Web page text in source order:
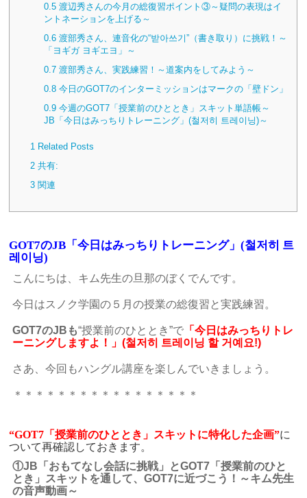
0.5 渡辺秀さんの今月の総復習ポイント③～疑問の表現はイ
ントネーションを上げる～
0.6 渡部秀さん、連音化の“받아쓰기”（書き取り）に挑戦！～
「ヨギガ ヨギエヨ」～
0.7 渡部秀さん、実践練習！～道案内をしてみよう～
0.8 今日のGOT7のインターミッションはマークの「壁ドン」
0.9 今週のGOT7「授業前のひととき」スキット単語帳～
JB「今日はみっちりトレーニング」(철저히 트레이닝)～
1 Related Posts
2 共有:
3 関連
GOT7のJB「今日はみっちりトレーニング」(철저히 트
레이닝)
こんにちは、キム先生の旦那のぼくでんです。
今日はスノク学園の５月の授業の総復習と実践練習。
GOT7のJBも“授業前のひととき”で 「今日はみっちりトレ
ーニングしますよ！」(철저히 트레이닝 할 거예요!)
さあ、今回もハングル講座を楽しんでいきましょう。
＊＊＊＊＊＊＊＊＊＊＊＊＊＊＊＊＊
“GOT7「授業前のひととき」スキットに特化した企画”に
ついて再確認しておきます。
①JB 「おもてなし会話に挑戦」とGOT7 「授業前のひと
とき」スキットを通して、GOT7に近づこう！～キム先生
の音声動画～